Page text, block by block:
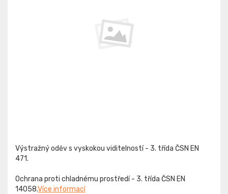
Výstražný oděv s vyskokou viditelností - 3. třída ČSN EN
471.
Ochrana proti chladnému prostředí - 3. třída ČSN EN
14058.Více informací